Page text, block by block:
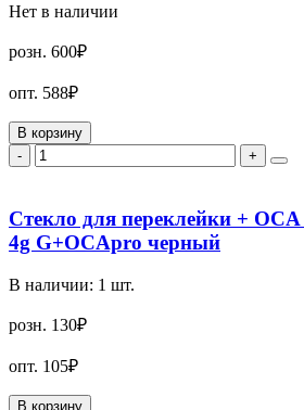
Нет в наличии
розн. 600₽
опт. 588₽
В корзину
-
+
Стекло для переклейки +
4g G+OCApro черный
В наличии: 1 шт.
розн. 130₽
опт. 105₽
В корзину